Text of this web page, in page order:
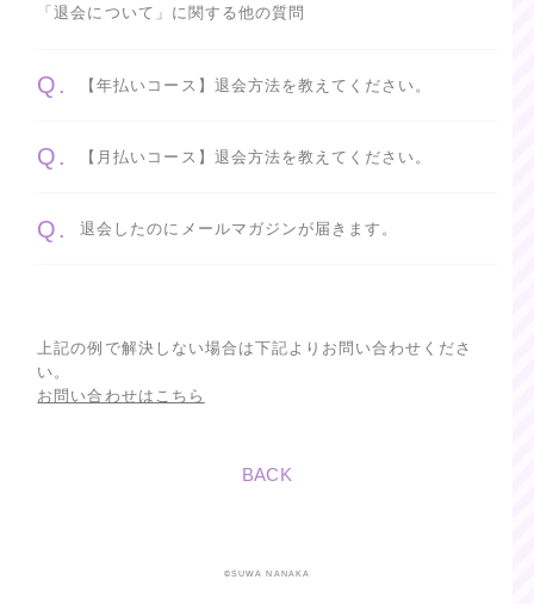
「退会について」に関する他の質問
Q. 【年払いコース】退会方法を教えてください。
Q. 【月払いコース】退会方法を教えてください。
Q. 退会したのにメールマガジンが届きます。
上記の例で解決しない場合は下記よりお問い合わせくださ
い。
お問い合わせはこちら
BACK
©SUWA NANAKA